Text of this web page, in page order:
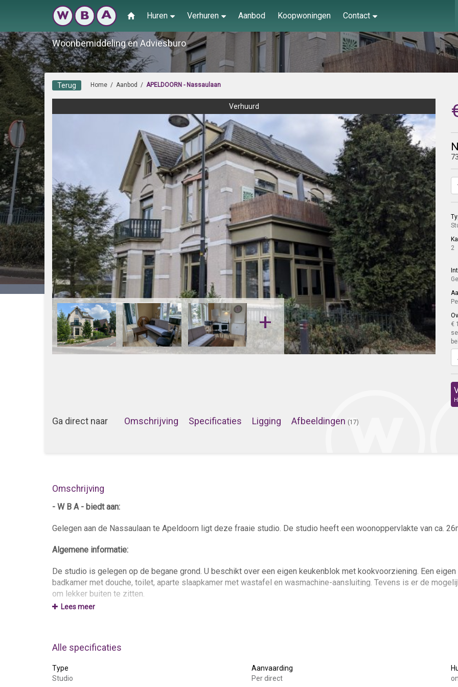
Huren Verhuren Aanbod Koopwoningen Contact
Woonbemiddeling en Adviesburo
Home / Aanbod / APELDOORN - Nassaulaan
Terug
+
Verhuurd
2
€
Ga direct naar Omschrijving Specificaties Ligging Afbeeldingen (17)
Omschrijving
- W B A - biedt aan:
Gelegen aan de Nassaulaan te Apeldoorn ligt deze fraaie studio. De studio heeft een woonoppervlakte van ca.
Algemene informatie:
De studio is gelegen op de begane grond. U beschikt over een eigen keukenblok met kookvoorziening. Een eigen
badkamer met douche, toilet, aparte slaapkamer met wastafel en wasmachine-aansluiting. Tevens is er de
om lekker buiten te zitten.
van het centrum van Apeldoorn, loopafstand van een supermarkt. Daarnaast is de dichtstbijzijnde uitvalsweg in de
omgeving op slechts 8 minuten rijden.
Lees meer
Alle specificaties
Type
Studio
Aanvaarding
Per direct